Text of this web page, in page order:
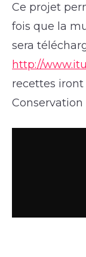
Ce projet
fois que la
sera
http://
recettes iront
Conservation